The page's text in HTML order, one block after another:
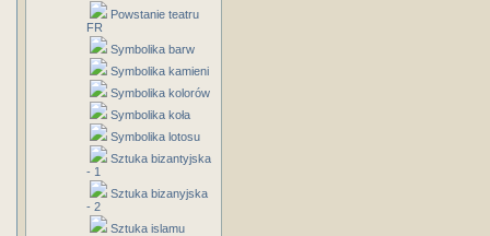
Powstanie teatru
FR
Symbolika barw
Symbolika kamieni
Symbolika kolorów
Symbolika koła
Symbolika lotosu
Sztuka bizantyjska
- 1
Sztuka bizanyjska
- 2
Sztuka islamu